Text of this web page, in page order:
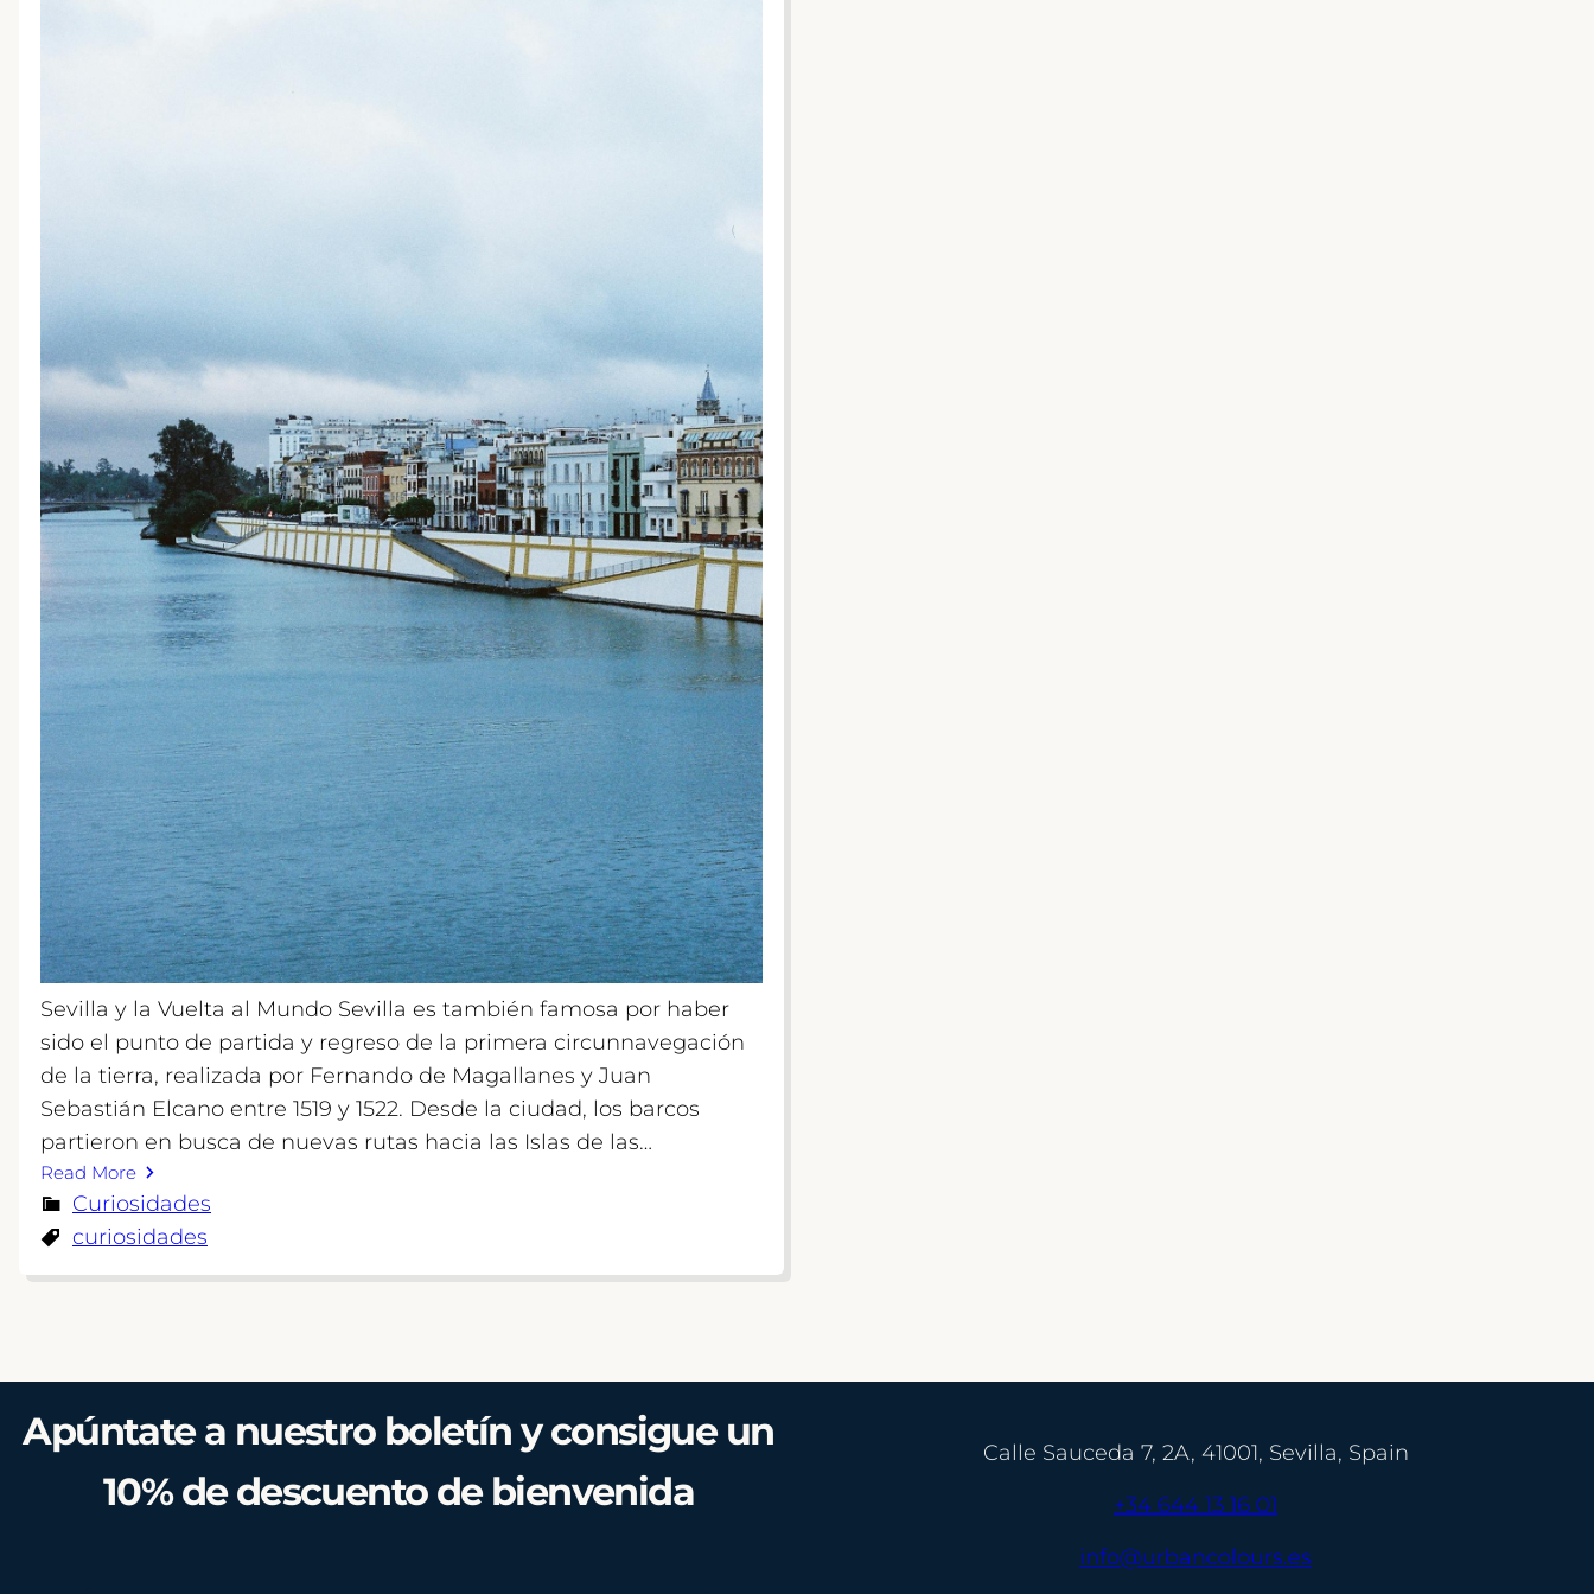
Sevilla y la Vuelta al Mundo Sevilla es también famosa por haber
sido el punto de partida y regreso de la primera circunnavegación
de la tierra, realizada por Fernando de Magallanes y Juan
Sebastián Elcano entre 1519 y 1522. Desde la ciudad, los barcos
partieron en busca de nuevas rutas hacia las Islas de las…
Read More
Curiosidades
curiosidades
Apúntate a nuestro boletín y consigue un
10% de descuento de bienvenida
Calle Sauceda 7, 2A, 41001, Sevilla, Spain
+34 644 13 16 01
info@urbancolours.es